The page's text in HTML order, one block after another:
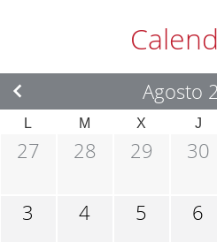
Agosto
L M X J
27 28 29 30
3 4 5 6